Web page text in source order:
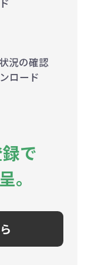
況の確認
ロード
で
。